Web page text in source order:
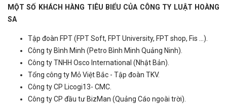
MỘT SỐ KHÁCH HÀNG TIÊU BIỂU CỦA CÔNG TY LUẬT HOÀNG
SA
Tập đoàn FPT (FPT Soft, FPT University, FPT shop, Fis ...).
Công ty Bình Minh (Petro Bình Minh Quảng Ninh).
Công ty TNHH Osco International (Nhật Bản).
Tổng công ty Mỏ Việt Bắc - Tập đoàn TKV.
Công ty CP Licogi13- CMC.
Công ty CP đầu tư BizMan (Quảng Cáo ngoài trời).